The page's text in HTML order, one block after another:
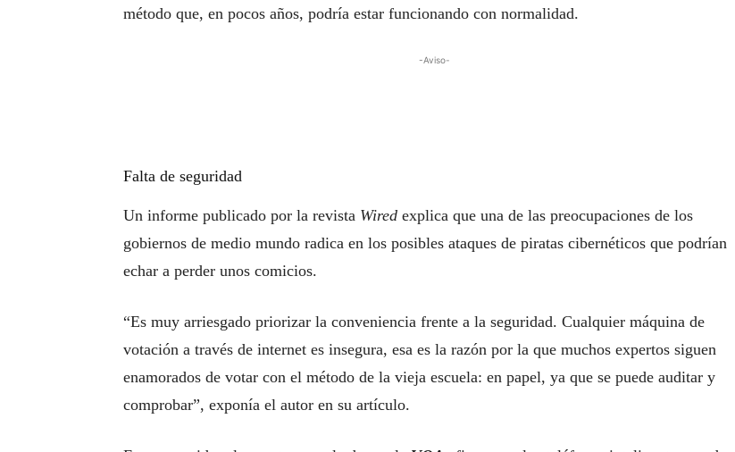
método que, en pocos años, podría estar funcionando con normalidad.
-Aviso-
Falta de seguridad
Un informe publicado por la revista Wired explica que una de las preocupaciones de los
gobiernos de medio mundo radica en los posibles ataques de piratas cibernéticos que podrían
echar a perder unos comicios.
“Es muy arriesgado priorizar la conveniencia frente a la seguridad. Cualquier máquina de
votación a través de internet es insegura, esa es la razón por la que muchos expertos siguen
enamorados de votar con el método de la vieja escuela: en papel, ya que se puede auditar y
comprobar”, exponía el autor en su artículo.